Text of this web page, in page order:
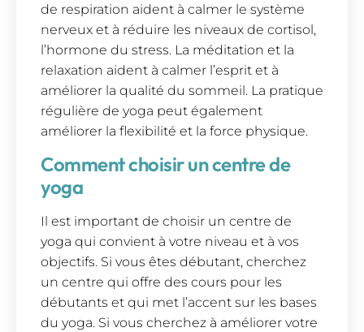
de respiration aident à calmer le système
nerveux et à réduire les niveaux de cortisol,
l’hormone du stress. La méditation et la
relaxation aident à calmer l’esprit et à
améliorer la qualité du sommeil. La pratique
régulière de yoga peut également
améliorer la flexibilité et la force physique.
Comment choisir un centre de
yoga
Il est important de choisir un centre de
yoga qui convient à votre niveau et à vos
objectifs. Si vous êtes débutant, cherchez
un centre qui offre des cours pour les
débutants et qui met l’accent sur les bases
du yoga. Si vous cherchez à améliorer votre